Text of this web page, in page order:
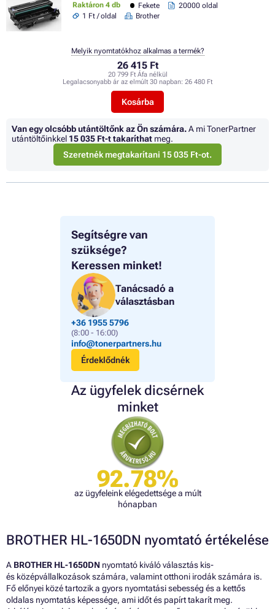
Segítségre van
szüksége?
Keressen minket!
Tanácsadó a
választásban
+36 1955 5796
(8:00 - 16:00)
info@tonerpartners.hu
Érdeklődnék
Az ügyfelek dicsérnek
minket
92.78%
az ügyfeleink elégedettsége a múlt
hónapban
Raktáron 4 db Fekete
20000 oldal
1 Ft / oldal
Brother
26 415 Ft
20 799 Ft Áfa nélkül
Legalacsonyabb ár az elmúlt 30 napban: 26 480 Ft
Kosárba
Melyik nyomtatókhoz alkalmas a termék?
Van egy olcsóbb utántöltőnk az Ön számára.A mi TonerPartner
utántöltőinkkel 15 035 Ft-t takaríthat meg.
Szeretnék megtakarítani 15 035 Ft-ot.
BROTHER HL-1650DN nyomtató értékelése
A BROTHER HL-1650DN nyomtató kiváló választás kis-
és középvállalkozások számára, valamint otthoni irodák számára is.
Fő előnyei közé tartozik a gyors nyomtatási sebesség és a kettős
oldalas nyomtatás képessége, ami időt és papírt takarít meg.